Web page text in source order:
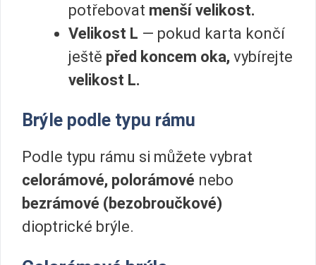
potřebovat menší velikost.
Velikost L — pokud karta končí
ještě před koncem oka, vybírejte
velikost L.
Brýle podle typu rámu
Podle typu rámu si můžete vybrat
celorámové, polorámové nebo
bezrámové (bezobroučkové)
dioptrické brýle.